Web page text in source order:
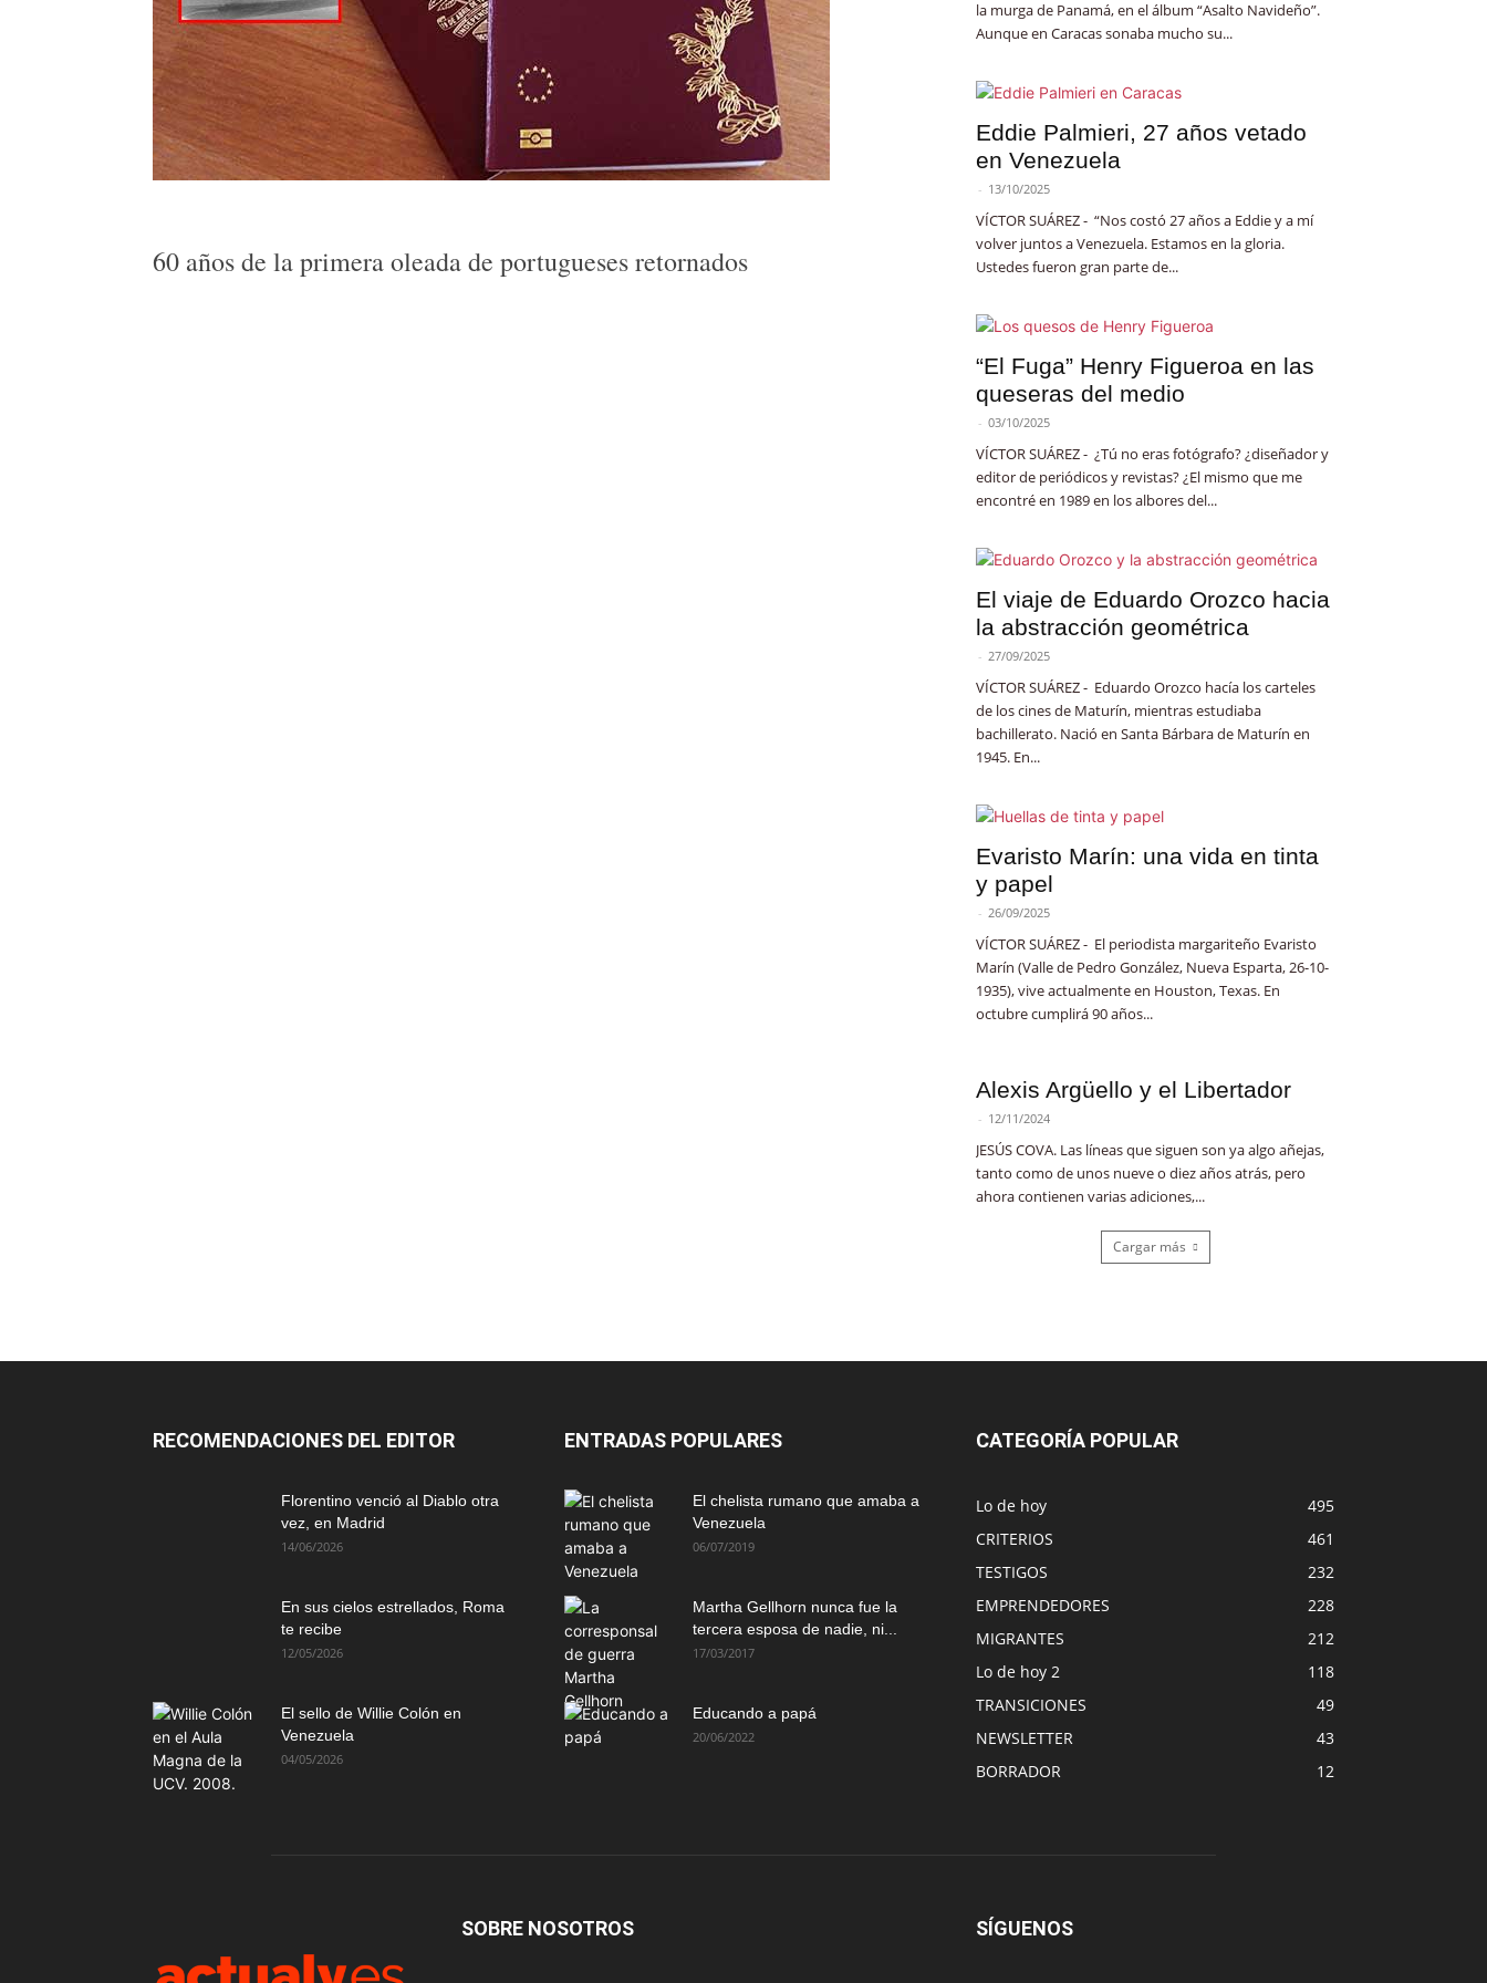
60 años de la primera oleada de portugueses retornados
la murga de Panamá, en el álbum “Asalto Navideño”.
Aunque en Caracas sonaba mucho su...
Eddie Palmieri, 27 años vetado
en Venezuela
- 13/10/2025
VÍCTOR SUÁREZ - “Nos costó 27 años a Eddie y a mí
volver juntos a Venezuela. Estamos en la gloria.
Ustedes fueron gran parte de...
“El Fuga” Henry Figueroa en las
queseras del medio
- 03/10/2025
VÍCTOR SUÁREZ - ¿Tú no eras fotógrafo? ¿diseñador y
editor de periódicos y revistas? ¿El mismo que me
encontré en 1989 en los albores del...
El viaje de Eduardo Orozco hacia
la abstracción geométrica
- 27/09/2025
VÍCTOR SUÁREZ - Eduardo Orozco hacía los carteles
de los cines de Maturín, mientras estudiaba
bachillerato. Nació en Santa Bárbara de Maturín en
1945. En...
Evaristo Marín: una vida en tinta
y papel
- 26/09/2025
VÍCTOR SUÁREZ - El periodista margariteño Evaristo
Marín (Valle de Pedro González, Nueva Esparta, 26-10-
1935), vive actualmente en Houston, Texas. En
octubre cumplirá 90 años...
Alexis Argüello y el Libertador
- 12/11/2024
JESÚS COVA. Las líneas que siguen son ya algo añejas,
tanto como de unos nueve o diez años atrás, pero
ahora contienen varias adiciones,...
Cargar más
RECOMENDACIONES DEL EDITOR
Florentino venció al Diablo otra
vez, en Madrid
14/06/2026
En sus cielos estrellados, Roma
te recibe
12/05/2026
El sello de Willie Colón en
Venezuela
04/05/2026
ENTRADAS POPULARES
El chelista rumano que amaba a
Venezuela
06/07/2019
Martha Gellhorn nunca fue la
tercera esposa de nadie, ni...
17/03/2017
Educando a papá
20/06/2022
CATEGORÍA POPULAR
Lo de hoy
495
CRITERIOS
461
TESTIGOS
232
EMPRENDEDORES
228
MIGRANTES
212
Lo de hoy 2
118
TRANSICIONES
49
NEWSLETTER
43
BORRADOR
12
SOBRE NOSOTROS SÍGUENOS